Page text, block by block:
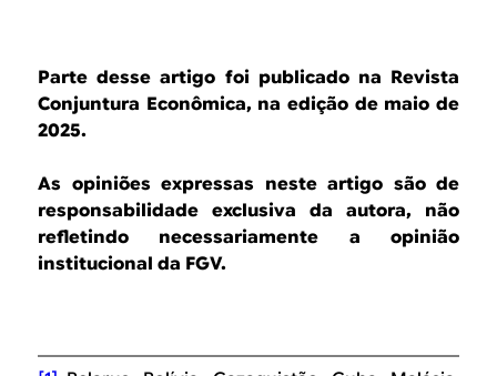
Parte desse artigo foi publicado na Revista
Conjuntura Econômica, na edição de maio de
2025.
As opiniões expressas neste artigo são de
responsabilidade exclusiva da autora, não
refletindo necessariamente a opinião
institucional da FGV.